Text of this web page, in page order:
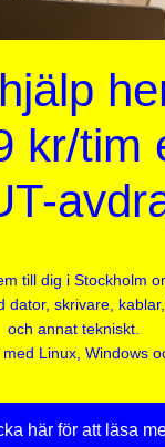
kr/tim
till dig i Stockholm
dator, skrivare,
och annat tekniskt.
Linux, Windows
här för att läsa